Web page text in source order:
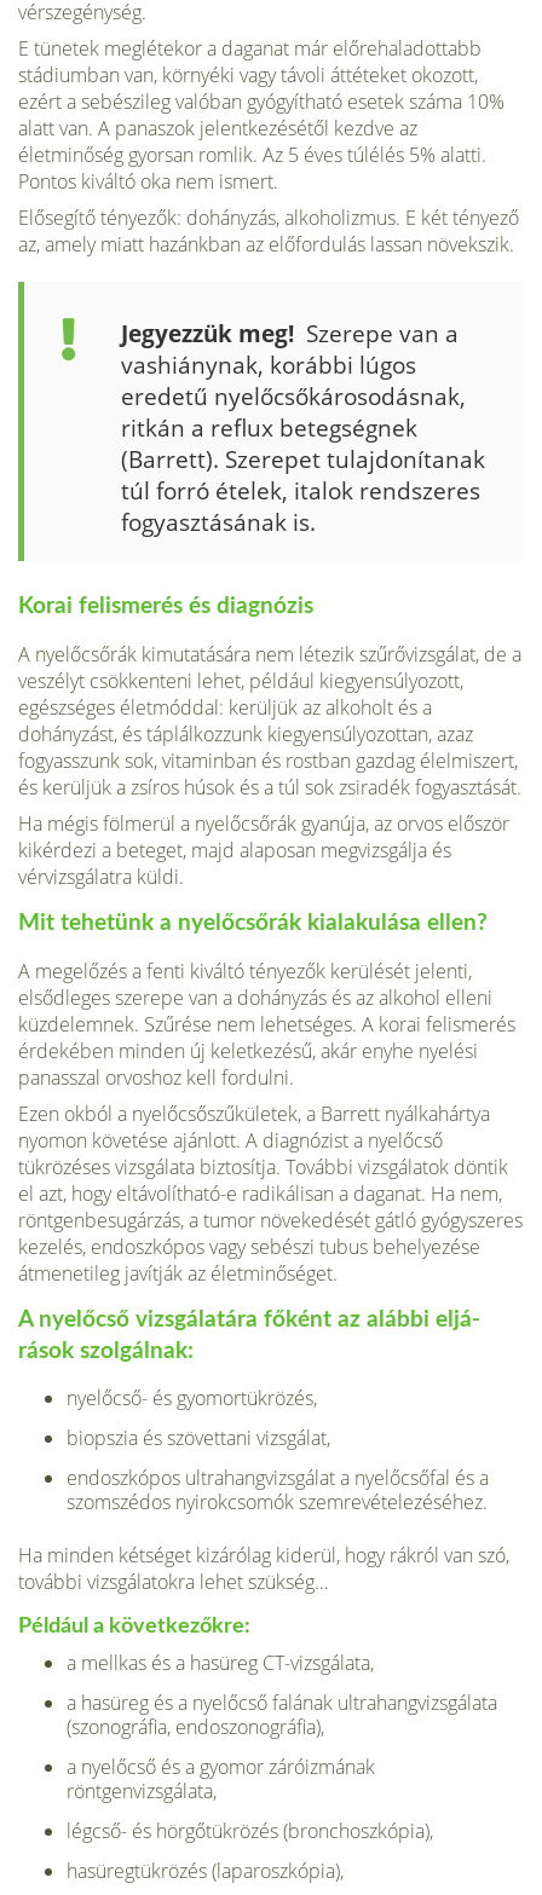
vérszegénység.
E tünetek meglétekor a daganat már előrehaladottabb
stádiumban van, környéki vagy távoli áttéteket okozott,
ezért a sebészileg valóban gyógyít­ható esetek száma 10%
alatt van. A panaszok jelentkezésétől kezdve az
életminőség gyorsan romlik. Az 5 éves túlélés 5% alatti.
Pontos kiváltó oka nem ismert.
Elősegítő tényezők: dohányzás, alkoholizmus. E két té­nyező
az, amely miatt hazánkban az előfordulás lassan növekszik.
Jegyezzük meg! Szerepe van a
vashiánynak, korábbi lúgos
eredetű nyelőcsőkárosodásnak,
ritkán a reflux betegségnek
(Barrett). Szerepet tulajdonítanak
túl forró ételek, italok rendszeres
fogyasztásának is.
Korai felismerés és diagnózis
A nyelőcsőrák kimutatására nem létezik szűrővizsgálat, de a
veszélyt csökkenteni lehet, például kiegyensúlyozott,
egészséges életmód­dal: kerüljük az alkoholt és a
dohányzást, és táplálkozzunk kiegyensúlyozottan, azaz
fogyasszunk sok, vitaminban és rostban gaz­dag élelmiszert,
és kerüljük a zsíros húsok és a túl sok zsiradék fogyasztását.
Ha mégis fölmerül a nyelőcsőrák gyanúja, az orvos először
kikérdezi a beteget, majd ala­posan megvizsgálja és
vérvizsgálatra küldi.
Mit tehetünk a nyelőcsőrák kialakulása ellen?
A megelőzés a fenti kiváltó tényezők kerülését jelenti,
elsődleges szerepe van a dohányzás és az alkohol elleni
küzdelemnek. Szűrése nem lehetséges. A korai fel­ismerés
érdekében minden új keletkezésű, akár enyhe nyelési
panasszal orvoshoz kell fordulni.
Ezen okból a nyelőcsőszűkületek, a Barrett nyálkahártya
nyomon követé­se ajánlott. A diagnózist a nyelőcső
tükrözéses vizsgálata biztosítja. További vizsgálatok döntik
el azt, hogy eltávolítható-e radikálisan a daganat. Ha nem,
röntgenbesugárzás, a tumor növekedését gátló gyógyszeres
kezelés, endo­szkópos vagy sebészi tubus behelyezése
átmenetileg javítják az életminőséget.
A nyelőcső vizsgálatára főként az alábbi eljá­
rások szolgálnak:
nyelőcső- és gyomortükrözés,
biopszia és szövettani vizsgálat,
endoszkópos ultrahangvizsgálat a nyelőcső­fal és a
szomszédos nyirokcsomók szemre­vételezéséhez.
Ha minden kétséget kizárólag kiderül, hogy rákról van szó,
további vizsgálatokra lehet szükség…
Például a következőkre:
a mellkas és a hasüreg CT-vizsgálata,
a hasüreg és a nyelőcső falának ultrahang­vizsgálata
(szonográfia, endoszonográfia),
a nyelőcső és a gyomor záróizmának
röntgenvizsgálata,
légcső- és hörgőtükrözés (bronchoszkópia),
hasüregtükrözés (laparoszkópia),